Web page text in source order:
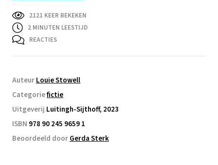
2121 KEER BEKEKEN
2 MINUTEN LEESTIJD
REACTIES
AuteurLouie Stowell
Categoriefictie
Uitgeverij Luitingh-Sijthoff, 2023
ISBN 978 90 245 9659 1
Beoordeeld doorGerda Sterk